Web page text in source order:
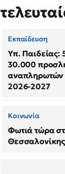
Εκπαίδευση
Υπ. Παιδείας:
30.000
αναπληρωτών
2026-2027
Κοινωνία
Φωτιά τώρα
Θεσσαλονίκης